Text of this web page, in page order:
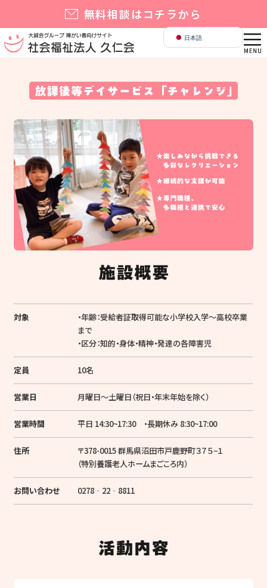
無料相談
対象
・年齢：受給者証取得可能な小学校入学～高校卒業
まで
・区分：知的・身体・精神・発達の各障害児
定員 10名
営業日 月曜日〜土曜日（祝日・年末年始を除く）
営業時間 平日 14:30~17:30 ・長期休み 8:30~17:00
住所
〒378-0015 群馬県沼田市戸鹿野町３７５−１
（特別養護老人ホームまごころ内）
お問い合わせ 0278‐22‐8811
日本語
English